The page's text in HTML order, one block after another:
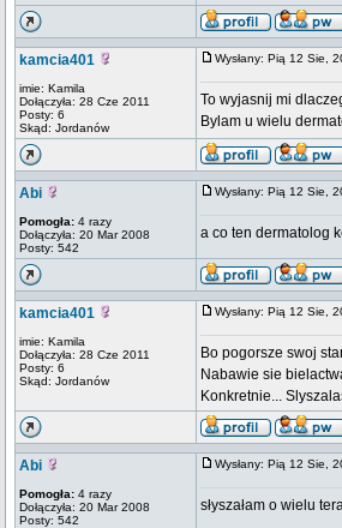
kamcia401
imie: Kamila
Dołączyła: 28 Cze 2011
Posty: 6
Skąd: Jordanów
Wysłany: Pią 12 Sie,
To wyjasnij mi
Bylam u wielu
Abi
Pomogła: 4 razy
Dołączyła: 20 Mar 2008
Posty: 542
Wysłany: Pią 12 Sie,
a co ten dermatolog
kamcia401
imie: Kamila
Dołączyła: 28 Cze 2011
Posty: 6
Skąd: Jordanów
Wysłany: Pią 12 Sie,
Bo pogorsze swoj
Nabawie sie
Konkretnie...
Abi
Pomogła: 4 razy
Dołączyła: 20 Mar 2008
Posty: 542
Wysłany: Pią 12 Sie,
słyszałam o wielu